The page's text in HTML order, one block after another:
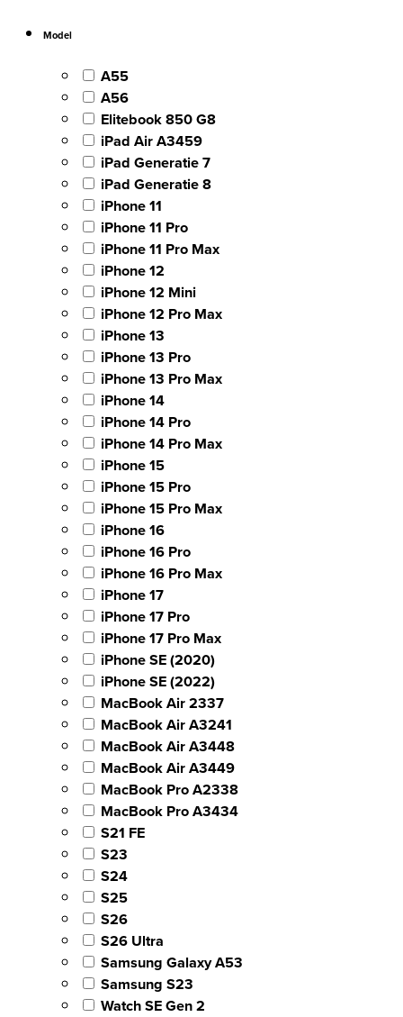
Model
A55
A56
Elitebook 850 G8
iPad Air A3459
iPad Generatie 7
iPad Generatie 8
iPhone 11
iPhone 11 Pro
iPhone 11 Pro Max
iPhone 12
iPhone 12 Mini
iPhone 12 Pro Max
iPhone 13
iPhone 13 Pro
iPhone 13 Pro Max
iPhone 14
iPhone 14 Pro
iPhone 14 Pro Max
iPhone 15
iPhone 15 Pro
iPhone 15 Pro Max
iPhone 16
iPhone 16 Pro
iPhone 16 Pro Max
iPhone 17
iPhone 17 Pro
iPhone 17 Pro Max
iPhone SE (2020)
iPhone SE (2022)
MacBook Air 2337
MacBook Air A3241
MacBook Air A3448
MacBook Air A3449
MacBook Pro A2338
MacBook Pro A3434
S21 FE
S23
S24
S25
S26
S26 Ultra
Samsung Galaxy A53
Samsung S23
Watch SE Gen 2